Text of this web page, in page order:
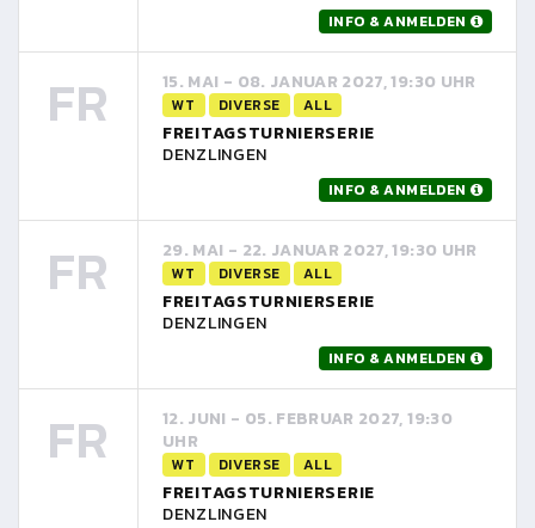
INFO & ANMELDEN
FR 15. MAI - 08. JANUAR 2027, 19:30 UHR
WT DIVERSE ALL
FREITAGSTURNIERSERIE
DENZLINGEN
INFO & ANMELDEN
FR 29. MAI - 22. JANUAR 2027, 19:30 UHR
WT DIVERSE ALL
FREITAGSTURNIERSERIE
DENZLINGEN
INFO & ANMELDEN
FR
12. JUNI - 05. FEBRUAR 2027, 19:30
UHR
WT DIVERSE ALL
FREITAGSTURNIERSERIE
DENZLINGEN